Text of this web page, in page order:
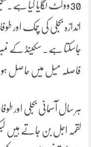
30وولٹ لگایا گیا
اندازہ بجلی کی چمک اور
فاصلہ میل میں حاصل
لقمہ اجل بن جاتے ہیں